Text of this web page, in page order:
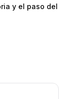
y el paso del